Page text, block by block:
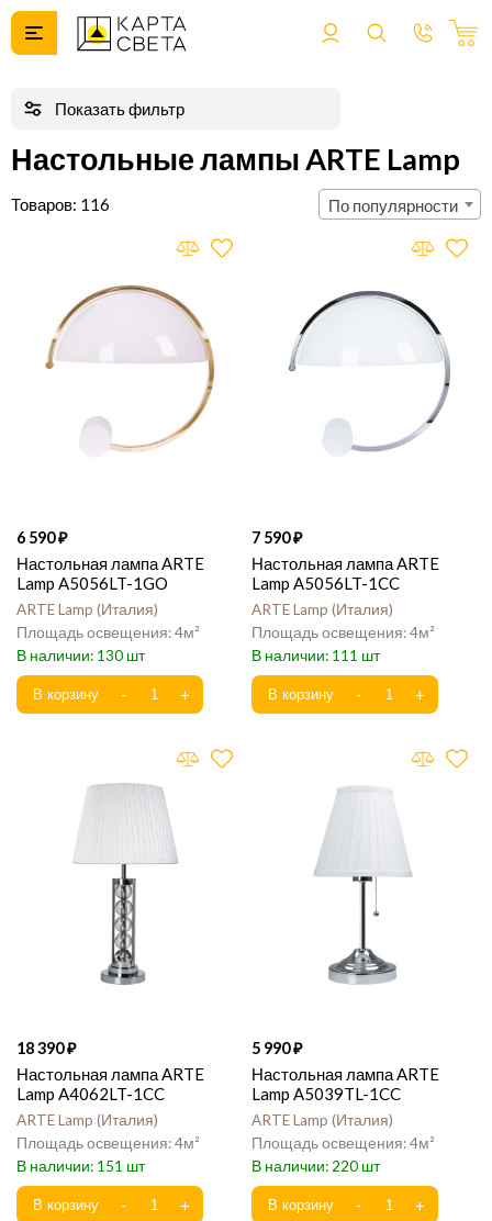
Настольные лампы ARTE Lamp
116 По популярности
6 590
Настольная лампа ARTE
Lamp A5056LT-1GO
ARTE Lamp Италия
4
130
7 590
Настольная лампа ARTE
Lamp A5056LT-1CC
ARTE Lamp Италия
4
111
18 390
Настольная лампа ARTE
Lamp A4062LT-1CC
ARTE Lamp Италия
4
151
5 990
Настольная лампа ARTE
Lamp A5039TL-1CC
ARTE Lamp Италия
4
220